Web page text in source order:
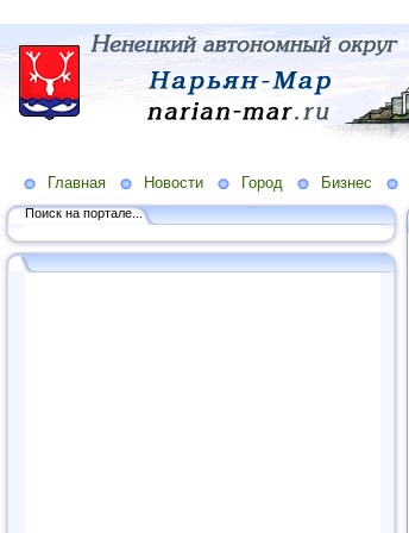
Главная Новости Город Бизнес
Поиск на портале...